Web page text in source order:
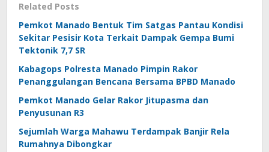
Related Posts
Pemkot Manado Bentuk Tim Satgas Pantau Kondisi
Sekitar Pesisir Kota Terkait Dampak Gempa Bumi
Tektonik 7,7 SR
Kabagops Polresta Manado Pimpin Rakor
Penanggulangan Bencana Bersama BPBD Manado
Pemkot Manado Gelar Rakor Jitupasma dan
Penyusunan R3
Sejumlah Warga Mahawu Terdampak Banjir Rela
Rumahnya Dibongkar